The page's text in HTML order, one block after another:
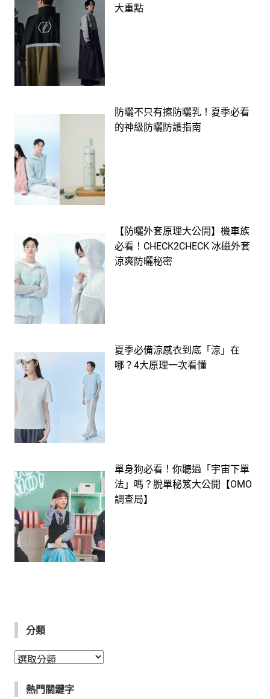
大重點
防曬不只有擦防曬乳！夏季必看
的神級防曬防護指南
【防曬外套原理大公開】機車族
必看！CHECK2CHECK 冰磁外套
涼爽防曬秘密
夏季必備涼感衣到底「涼」在
哪？4大原理一次看懂
單身狗必看！你聽過「宇宙下單
法」嗎？脫單秘笈大公開【OMO
調查局】
分類
分
熱門關鍵字